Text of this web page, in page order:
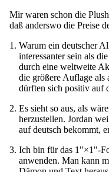
Mir waren schon die
daß anderswo die Preise
1. Warum ein deutscher
interessanter sein als
durch eine weltweite
die größere Auflage als
dürften sich positiv auf
2. Es sieht so aus, als
herzustellen. Jordan
auf deutsch bekommt,
3. Ich bin für das 1"×1"-
anwenden. Man kann